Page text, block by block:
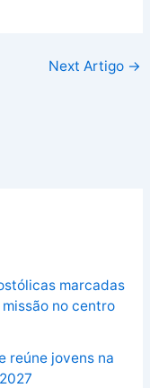
Next Artigo →
marcadas
no centro
reúne jovens na